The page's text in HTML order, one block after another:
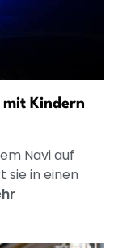
Kindern
Navi auf
sie in einen